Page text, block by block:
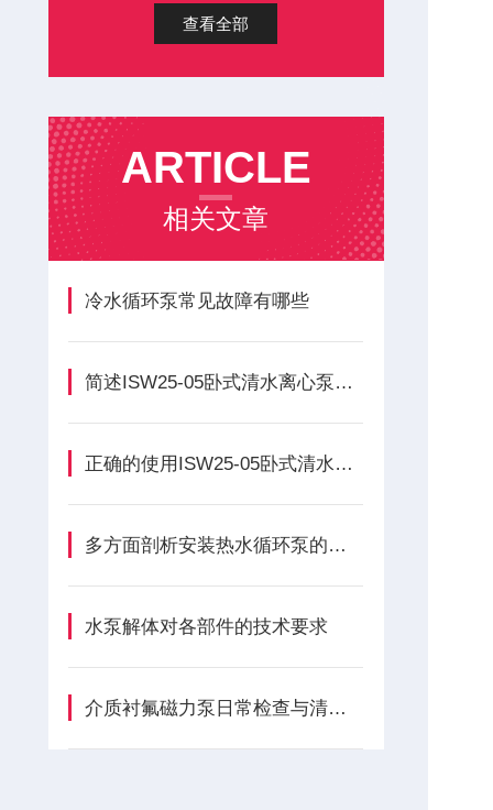
查看全部
ARTICLE
相关文章
冷水循环泵常见故障有哪些
简述ISW25-05卧式清水离心泵的维护保养方法
正确的使用ISW25-05卧式清水离心泵能保证其正常运行
多方面剖析安装热水循环泵的利弊
水泵解体对各部件的技术要求
介质衬氟磁力泵日常检查与清洁的具体步骤及注意事项